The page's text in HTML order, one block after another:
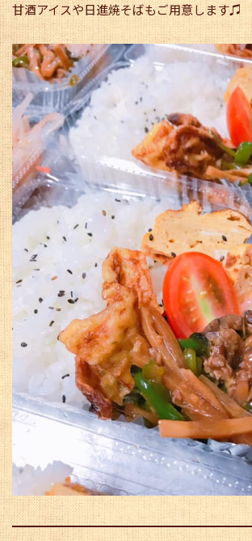
甘酒アイスや日進焼そばもご用意します♫